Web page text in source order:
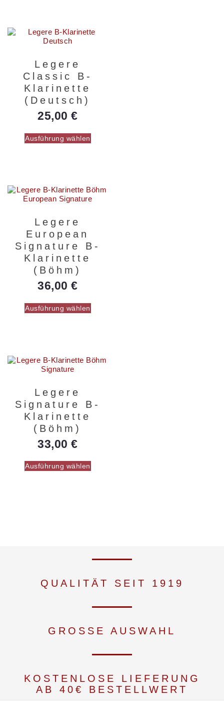
Legere
Classic B-
Klarinette
(Deutsch)
25,00€
Ausführung wählen
Legere
European
Signature B-
Klarinette
(Böhm)
36,00€
Ausführung wählen
Legere
Signature B-
Klarinette
(Böhm)
33,00€
Ausführung wählen
QUALITÄT SEIT 1919
GROSSE AUSWAHL
KOSTENLOSE LIEFERUNG
AB 40€ BESTELLWERT